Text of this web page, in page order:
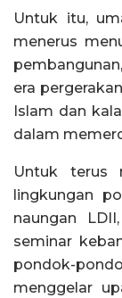
Untuk itu,
menerus
era
Islam dan
dalam
Untuk terus
lingkungan
naungan
seminar
pondok-
menggelar